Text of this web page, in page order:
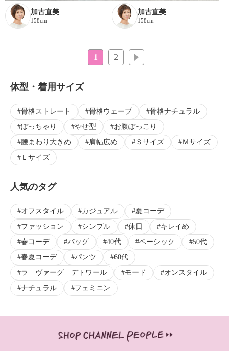
加古直美
158cm
加古直美
158cm
1 2
体型・着用サイズ
骨格ストレート 骨格ウェーブ
骨格ナチュラル
ぽっちゃり
やせ型
お腹ぽっこり
腰まわり大きめ
肩幅広め Ｓサイズ
Ｍサイズ
Ｌサイズ
人気のタグ
オフスタイル カジュアル
夏コーデ
ファッション
シンプル 休日
キレイめ
春コーデ
バッグ 40代 ベーシック
50代
春夏コーデ
パンツ
60代
ラ ヴァーグ デトワール
モード
オンスタイル
ナチュラル
フェミニン